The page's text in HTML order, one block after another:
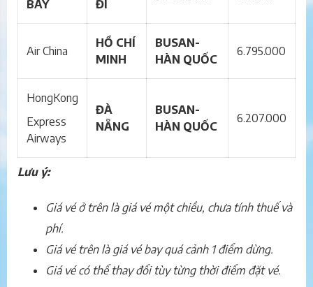
BAY
ĐI
Air China
HỒ CHÍ
MINH
BUSAN-
HÀN QUỐC
6.795.000
HongKong
Express
Airways
ĐÀ
NẴNG
BUSAN-
HÀN QUỐC
6.207.000
Lưu ý:
Giá vé ở trên là giá vé một chiều, chưa tính thuế và
phí.
Giá vé trên là giá vé bay quá cảnh 1 điểm dừng.
Giá vé có thể thay đổi tùy từng thời điểm đặt vé.